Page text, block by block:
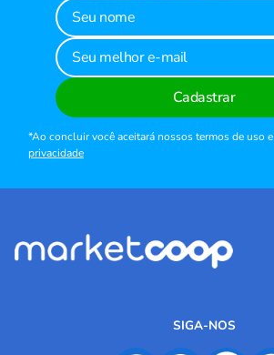
Cadastrar
*Ao concluir você aceitará nossos termos de uso e
privacidade
SIGA-NOS